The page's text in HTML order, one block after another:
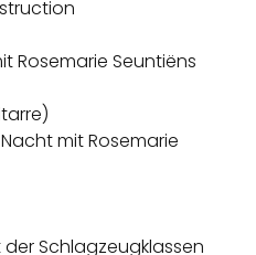
Rosemarie Seuntiëns
Nacht mit Rosemarie
der Schlagzeugklassen